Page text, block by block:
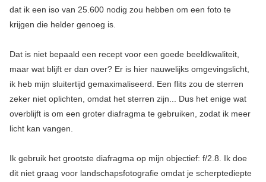
dat ik een iso van 25.600 nodig zou hebben om een ​​foto te
krijgen die helder genoeg is.
Dat is niet bepaald een recept voor een goede beeldkwaliteit,
maar wat blijft er dan over? Er is hier nauwelijks omgevingslicht,
ik heb mijn sluitertijd gemaximaliseerd. Een flits zou de sterren
zeker niet oplichten, omdat het sterren zijn... Dus het enige wat
overblijft is om een ​​groter diafragma te gebruiken, zodat ik meer
licht kan vangen.
Ik gebruik het grootste diafragma op mijn objectief: f/2.8. Ik doe
dit niet graag voor landschapsfotografie omdat je scherptediepte